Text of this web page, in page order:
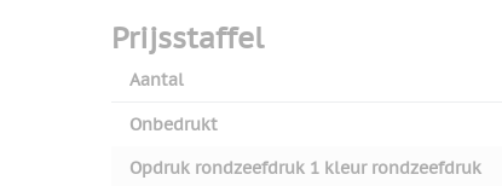
Prijsstaffel
Aantal
Onbedrukt
Opdruk rondzeefdruk 1 kleur rondzeefdruk